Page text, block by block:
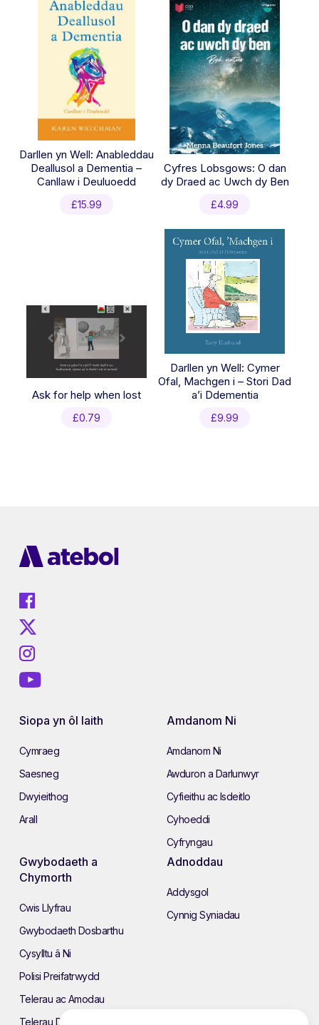
Darllen yn Well: Anableddau
Deallusol a Dementia –
Canllaw i Deuluoedd
£15.99
Cyfres Lobsgows: O dan
dy Draed ac Uwch dy Ben
£4.99
Ask for help when lost
£0.79
Darllen yn Well: Cymer
Ofal, Machgen i – Stori Dad
a’i Ddementia
£9.99
Siopa yn ôl Iaith
Cymraeg
Saesneg
Dwyieithog
Arall
Amdanom Ni
Amdanom Ni
Awduron a Darlunwyr
Cyfieithu ac Isdeitlo
Cyhoeddi
Cyfryngau
Gwybodaeth a
Chymorth
Cwis Llyfrau
Gwybodaeth Dosbarthu
Cysylltu â Ni
Polisi Preifatrwydd
Telerau ac Amodau
Telerau Defnyddio’r Wefan
Adnoddau
Addysgol
Cynnig Syniadau